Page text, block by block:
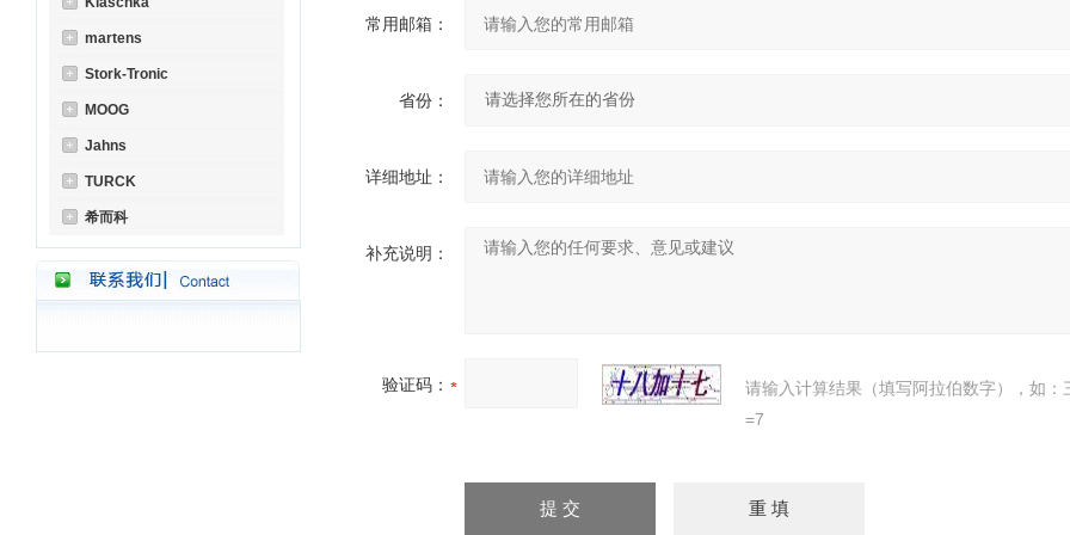
martens
Stork-Tronic
MOOG
Jahns
TURCK
希而科
常用邮箱：
省份：
详细地址：
补充说明：
验证码：
请输入计算结果（填写阿拉伯数字），如：
=7